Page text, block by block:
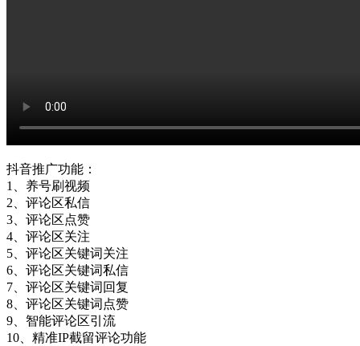
抖音推广功能：
1、养号刷视频
2、评论区私信
3、评论区点赞
4、评论区关注
5、评论区关键词关注
6、评论区关键词私信
7、评论区关键词回复
8、评论区关键词点赞
9、智能评论区引流
10、精准IP截留评论功能